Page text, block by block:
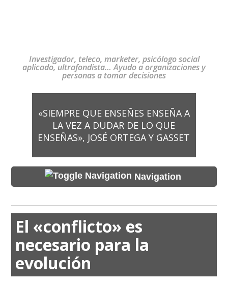
Investigador, teleco, marketer, psicólogo social
aplicado, ultrafondista… Ayudo a organizaciones y
personas a tomar decisiones
«SIEMPRE QUE ENSEÑES ENSEÑA A
LA VEZ A DUDAR DE LO QUE
ENSEÑAS», JOSÉ ORTEGA Y GASSET
Navigation
El «conflicto» es
necesario para la
evolución